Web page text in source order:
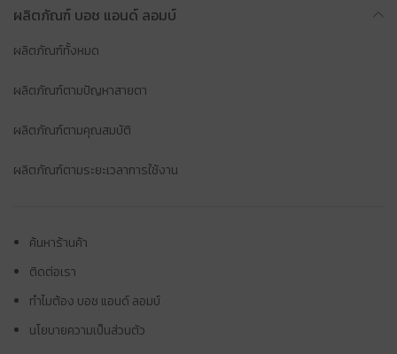
ผลิตภัณฑ์ บอช แอนด์ ลอมบ์
ผลิตภัณฑ์ทั้งหมด
ผลิตภัณฑ์ตามปัญหาสายตา
ผลิตภัณฑ์ตามคุณสมบัติ
ผลิตภัณฑ์ตามระยะเวลาการใช้งาน
ค้นหาร้านค้า
ติดต่อเรา
ทำไมต้อง บอช แอนด์ ลอมบ์
นโยบายความเป็นส่วนตัว